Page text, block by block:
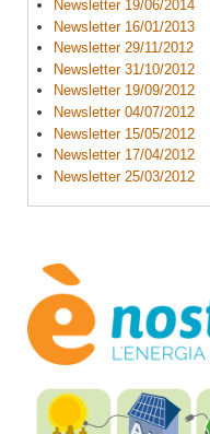
Newsletter 19/06/2014
Newsletter 16/01/2013
Newsletter 29/11/2012
Newsletter 31/10/2012
Newsletter 19/09/2012
Newsletter 04/07/2012
Newsletter 15/05/2012
Newsletter 17/04/2012
Newsletter 25/03/2012